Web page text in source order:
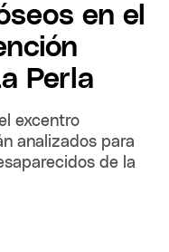
en el
Perla
excentro
analizados para
de la